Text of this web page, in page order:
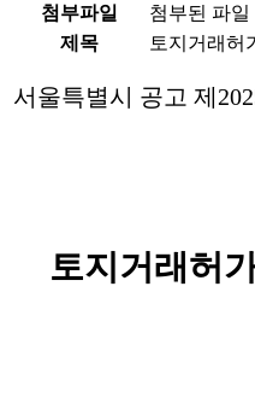
첨부파일
첨부된 파일
제목
토지거래허
서울특별시 공고 제
토지거래허